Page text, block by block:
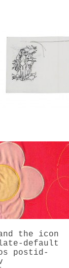
the icon
default
postid-